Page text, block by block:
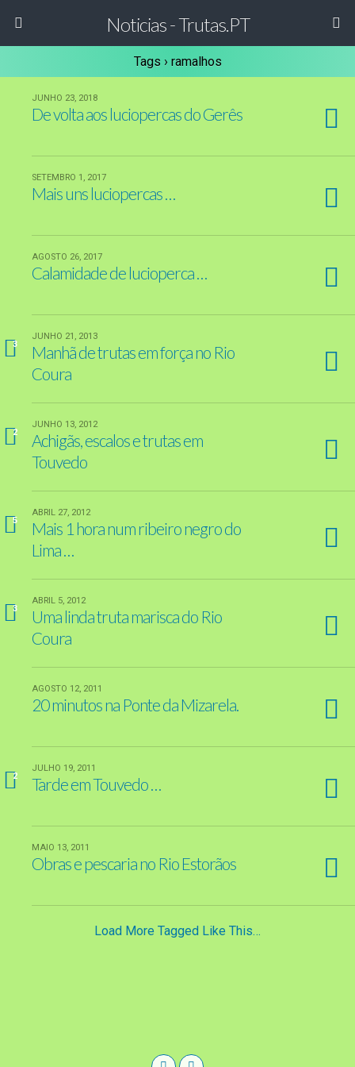
Noticias - Trutas.PT
Tags › ramalhos
JUNHO 23, 2018
De volta aos luciopercas do Gerês
SETEMBRO 1, 2017
Mais uns luciopercas …
AGOSTO 26, 2017
Calamidade de lucioperca …
3
JUNHO 21, 2013
Manhã de trutas em força no Rio
Coura
2
JUNHO 13, 2012
Achigãs, escalos e trutas em
Touvedo
5
ABRIL 27, 2012
Mais 1 hora num ribeiro negro do
Lima …
3
ABRIL 5, 2012
Uma linda truta marisca do Rio
Coura
AGOSTO 12, 2011
20 minutos na Ponte da Mizarela.
2
JULHO 19, 2011
Tarde em Touvedo …
MAIO 13, 2011
Obras e pescaria no Rio Estorãos
Load More Tagged Like This…